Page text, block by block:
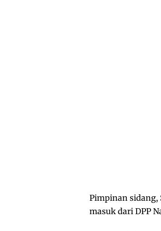
Pimpinan sidang,
masuk dari DPP